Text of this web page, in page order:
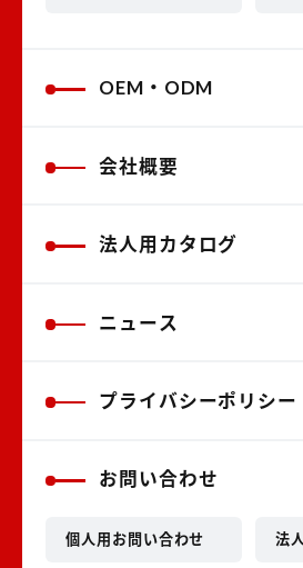
OEM・ODM
会社概要
法人用カタログ
ニュース
プライバシーポリシー
お問い合わせ
個人用お問い合わせ 法